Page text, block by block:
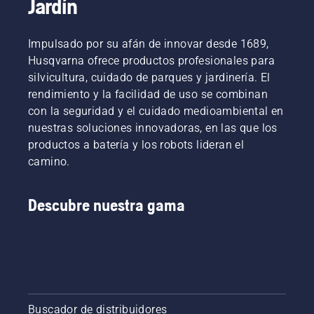
romperse
provocar
heridas.
segura y
con tu
desbrozadora
Husqvarna.
trabajar
más
tiempo
sin
Jardín
Impulsado por su afán de innovar desde 1689,
Husqvarna ofrece productos profesionales para
silvicultura, cuidado de parques y jardinería. El
rendimiento y la facilidad de uso se combinan
con la seguridad y el cuidado medioambiental en
nuestras soluciones innovadoras, en las que los
productos a batería y los robots lideran el
camino.
Descubre nuestra gama
Buscador de distribuidores